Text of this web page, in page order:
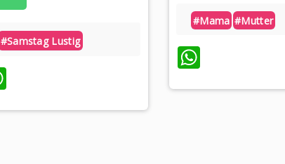
#samstag Lustig
#mama #mutter